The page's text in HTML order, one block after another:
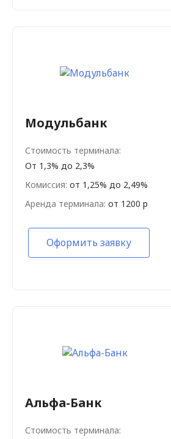
Модульбанк
Стоимость терминала:
От 1,3% до 2,3%
Комиссия: от 1,25% до 2,49%
Аренда терминала: от 1200 р
Оформить заявку
Альфа-Банк
Стоимость терминала: